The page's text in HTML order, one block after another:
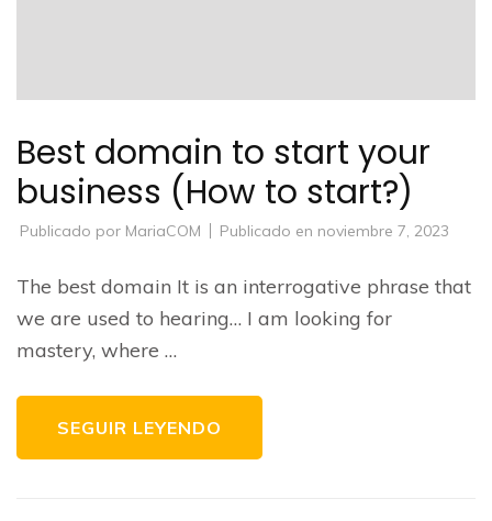
Best domain to start your
business (How to start?)
Publicado por MariaCOM Publicado en noviembre 7, 2023
The best domain It is an interrogative phrase that
we are used to hearing… I am looking for
mastery, where …
SEGUIR LEYENDO